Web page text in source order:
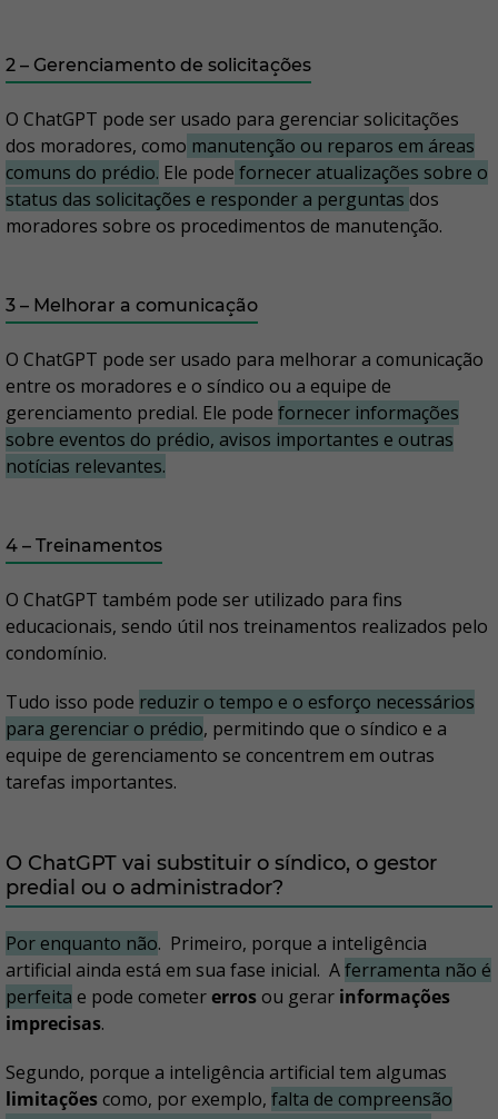
2 – Gerenciamento de solicitações
O ChatGPT pode ser usado para gerenciar solicitações
dos moradores, como manutenção ou reparos em áreas
comuns do prédio. Ele pode fornecer atualizações sobre o
status das solicitações e responder a perguntas dos
moradores sobre os procedimentos de manutenção.
3 – Melhorar a comunicação
O ChatGPT pode ser usado para melhorar a comunicação
entre os moradores e o síndico ou a equipe de
gerenciamento predial. Ele pode fornecer informações
sobre eventos do prédio, avisos importantes e outras
notícias relevantes.
4 – Treinamentos
O ChatGPT também pode ser utilizado para fins
educacionais, sendo útil nos treinamentos realizados pelo
condomínio.
Tudo isso pode reduzir o tempo e o esforço necessários
para gerenciar o prédio, permitindo que o síndico e a
equipe de gerenciamento se concentrem em outras
tarefas importantes.
O ChatGPT vai substituir o síndico, o gestor
predial ou o administrador?
Por enquanto não. Primeiro, porque a inteligência
artificial ainda está em sua fase inicial. Aferramenta não é
perfeita e pode cometererrosou gerar informações
imprecisas.
Segundo, porque a inteligência artificial tem algumas
limitaçõescomo, por exemplo, falta de compreensão